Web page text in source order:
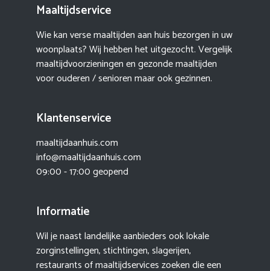
Maaltijdservice
Wie kan verse maaltijden aan huis bezorgen in uw
woonplaats? Wij hebben het uitgezocht. Vergelijk
maaltijdvoorzieningen en gezonde maaltijden
voor ouderen / senioren maar ook gezinnen.
Klantenservice
maaltijdaanhuis.com
info@maaltijdaanhuis.com
09:00 - 17:00 geopend
Informatie
Wil je naast landelijke aanbieders ook lokale
zorginstellingen, stichtingen, slagerijen,
restaurants of maaltijdservices zoeken die een